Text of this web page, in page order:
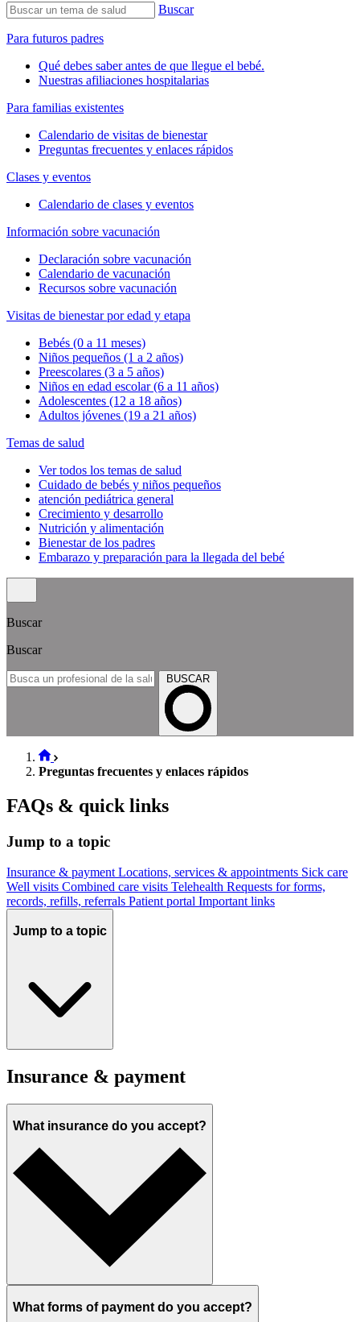
Buscar
Para futuros padres
Qué debes saber antes de que llegue el bebé.
Nuestras afiliaciones hospitalarias
Para familias existentes
Calendario de visitas de bienestar
Preguntas frecuentes y enlaces rápidos
Clases y eventos
Calendario de clases y eventos
Información sobre vacunación
Declaración sobre vacunación
Calendario de vacunación
Recursos sobre vacunación
Visitas de bienestar por edad y etapa
Bebés (0 a 11 meses)
Niños pequeños (1 a 2 años)
Preescolares (3 a 5 años)
Niños en edad escolar (6 a 11 años)
Adolescentes (12 a 18 años)
Adultos jóvenes (19 a 21 años)
Temas de salud
Ver todos los temas de salud
Cuidado de bebés y niños pequeños
atención pediátrica general
Crecimiento y desarrollo
Nutrición y alimentación
Bienestar de los padres
Embarazo y preparación para la llegada del bebé
Buscar
Buscar
BUSCAR
Preguntas frecuentes y enlaces rápidos
FAQs & quick links
Jump to a topic
Insurance & payment Locations, services & appointments Sick care
Well visits Combined care visits Telehealth Requests for forms,
records, refills, referrals Patient portal Important links
Jump to a topic
Insurance & payment
What insurance do you accept?
What forms of payment do you accept?